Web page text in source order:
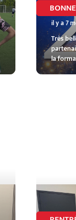
il y a 7
Très
la